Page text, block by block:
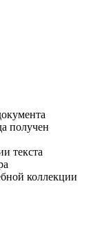
получен
текста
коллекции